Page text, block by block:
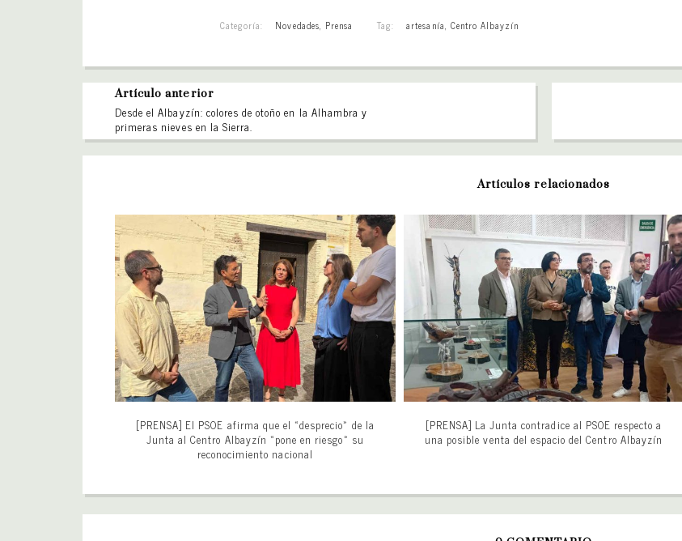
Categoría: Novedades Prensa Tag: artesanía Centro Albayzín
Artículo anterior
Desde el Albayzín: colores de otoño en la Alhambra y
primeras nieves en la Sierra.
Artículos relacionados
[PRENSA] El PSOE afirma que el «desprecio» de la
Junta al Centro Albayzín «pone en riesgo» su
reconocimiento nacional
[PRENSA] La Junta contradice al PSOE respecto a
una posible venta del espacio del Centro Albayzín